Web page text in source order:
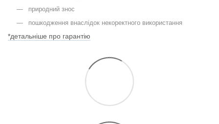
природний знос
пошкодження внаслідок некоректного використання
*детальніше про гарантію